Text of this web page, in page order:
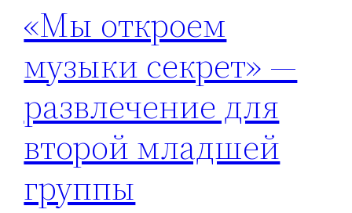
«Мы откроем
музыки секрет» —
развлечение для
второй младшей
группы